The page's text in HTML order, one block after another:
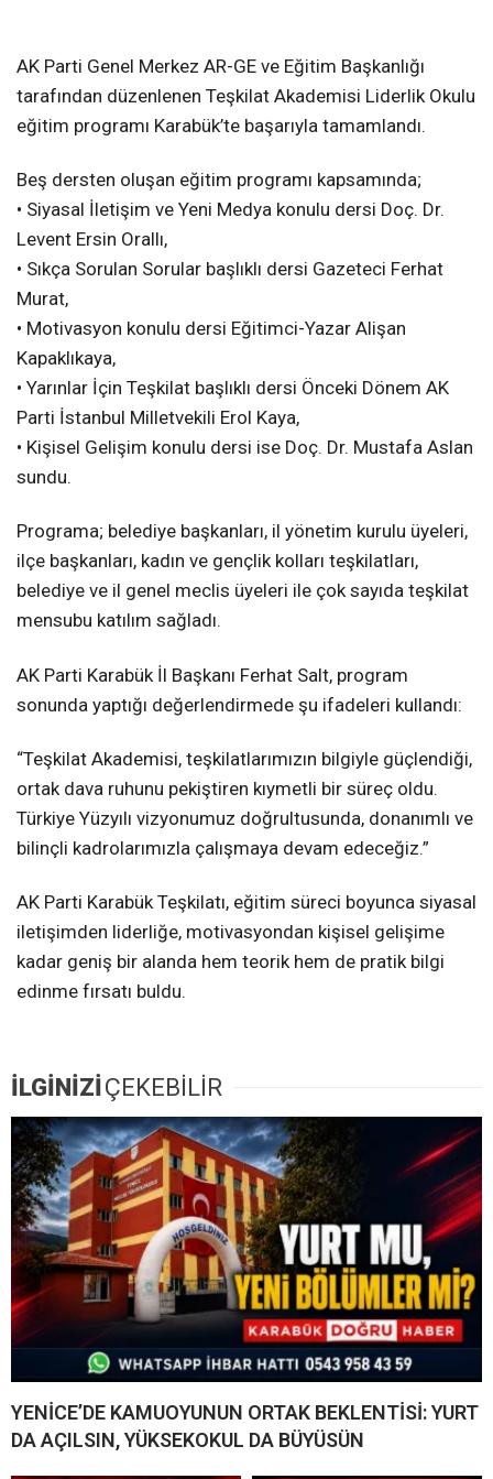
AK Parti Genel Merkez AR-GE ve Eğitim Başkanlığı
tarafından düzenlenen Teşkilat Akademisi Liderlik Okulu
eğitim programı Karabük’te başarıyla tamamlandı.
Beş dersten oluşan eğitim programı kapsamında;
• Siyasal İletişim ve Yeni Medya konulu dersi Doç. Dr.
Levent Ersin Orallı,
• Sıkça Sorulan Sorular başlıklı dersi Gazeteci Ferhat
Murat,
• Motivasyon konulu dersi Eğitimci-Yazar Alişan
Kapaklıkaya,
• Yarınlar İçin Teşkilat başlıklı dersi Önceki Dönem AK
Parti İstanbul Milletvekili Erol Kaya,
• Kişisel Gelişim konulu dersi ise Doç. Dr. Mustafa Aslan
sundu.
Programa; belediye başkanları, il yönetim kurulu üyeleri,
ilçe başkanları, kadın ve gençlik kolları teşkilatları,
belediye ve il genel meclis üyeleri ile çok sayıda teşkilat
mensubu katılım sağladı.
AK Parti Karabük İl Başkanı Ferhat Salt, program
sonunda yaptığı değerlendirmede şu ifadeleri kullandı:
“Teşkilat Akademisi, teşkilatlarımızın bilgiyle güçlendiği,
ortak dava ruhunu pekiştiren kıymetli bir süreç oldu.
Türkiye Yüzyılı vizyonumuz doğrultusunda, donanımlı ve
bilinçli kadrolarımızla çalışmaya devam edeceğiz.”
AK Parti Karabük Teşkilatı, eğitim süreci boyunca siyasal
iletişimden liderliğe, motivasyondan kişisel gelişime
kadar geniş bir alanda hem teorik hem de pratik bilgi
edinme fırsatı buldu.
İLGİNİZİÇEKEBİLİR
YENİCE’DE KAMUOYUNUN ORTAK BEKLENTİSİ: YURT
DA AÇILSIN, YÜKSEKOKUL DA BÜYÜSÜN